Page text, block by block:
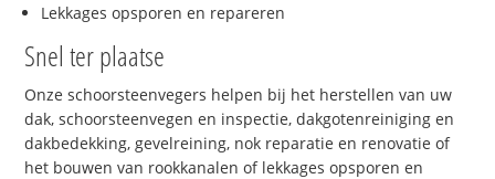
Lekkages opsporen en repareren
Snel ter plaatse
Onze schoorsteenvegers helpen bij het herstellen van uw
dak, schoorsteenvegen en inspectie, dakgotenreiniging en
dakbedekking, gevelreining, nok reparatie en renovatie of
het bouwen van rookkanalen of lekkages opsporen en